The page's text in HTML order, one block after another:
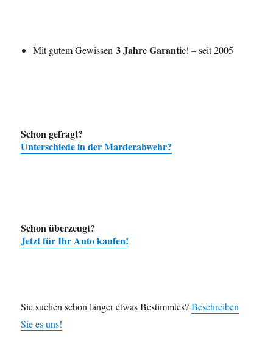
Mit gutem Gewissen3 Jahre Garantie! – seit 2005
Schon gefragt?
Unterschiede in der Marderabwehr?
Schon überzeugt?
Jetzt für Ihr Auto kaufen!
Sie suchen schon länger etwas Bestimmtes?Beschreiben
Sie es uns!